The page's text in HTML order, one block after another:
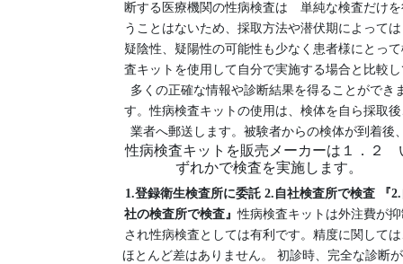
断する医療機関の性病検査は 単純な検査だけを
うことはないため、採取方法や潜伏期によって
疑陰性、疑陽性の可能性も少なく患者様にとっ
査キットを使用して自分で実施する場合と比較
多くの正確な情報や診断結果を得ることができ
す。性病検査キットの使用は、検体を自ら採取
業者へ郵送します。被験者からの検体が到着後
性病検査キットを販売メーカーは１．２
ずれかで検査を実施します。
1.登録衛生検査所に委託 2.自社検査所で検査
『
社の検査所で検査』性病検査キットは外注費が
され性病検査としては有利です。精度に関して
ほとんど差はありません。
初診時、完全な診断